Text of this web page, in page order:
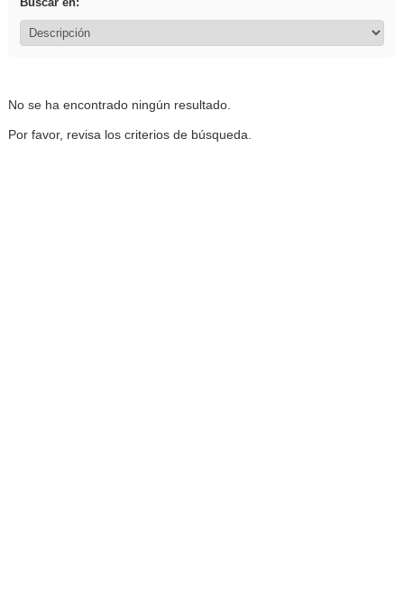
No se ha encontrado ningún resultado.
Por favor, revisa los criterios de búsqueda.